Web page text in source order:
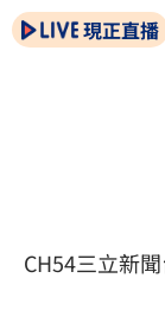
現正直播
CH54三立新